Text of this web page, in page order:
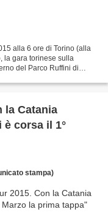
alla 6 ore di Torino (alla
la gara torinese sulla
del Parco Ruffini di
la Catania
corsa il 1°
stampa)